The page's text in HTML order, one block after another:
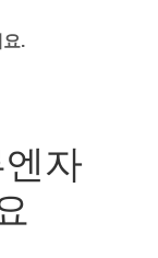
.
자